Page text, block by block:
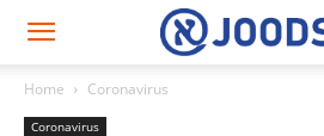
Home Coronavirus
Coronavirus